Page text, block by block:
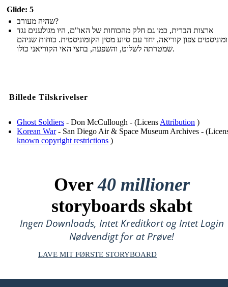
Glide: 5
שהיה מעורב?
ארצות הברית, כמו גם חלק מהכוחות של האו"ם, היו מגולענים נגד
צפון קוריאה, יחד עם סיוע מסין הקומוניסטית. כוחות שניהם
שמטרתה לשלוט, והשפעה, בחצי האי הקוריאני כולו.
Billede Tilskrivelser
Ghost Soldiers - Don McCullough - (Licens Attribution )
Korean War- San Diego Air & Space Museum Archives -
known copyright restrictions )
Over40 millioner
storyboards skabt
Ingen Downloads, Intet Kreditkort og Intet Login
Nødvendigt for at Prøve!
LAVE MIT FØRSTE STORYBOARD